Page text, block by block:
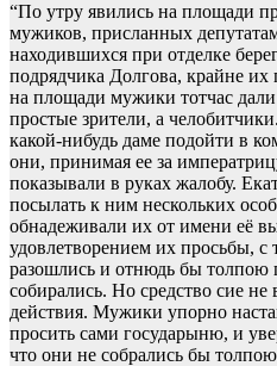
“По утру явились на площади
мужиков, присланных
находившихся при отделке
подрядчика Долгова, крайне
на площади мужики тотчас дали
простые зрители, а
какой-нибудь даме подойти в
они, принимая ее за
показывали в руках жалобу.
посылать к ним нескольких
обнадеживали их от имени её
удовлетворением их просьбы, с
разошлись и отнюдь бы толпою
собирались. Но средство сие
действия. Мужики упорно
просить сами государыню, и
что они не собрались бы